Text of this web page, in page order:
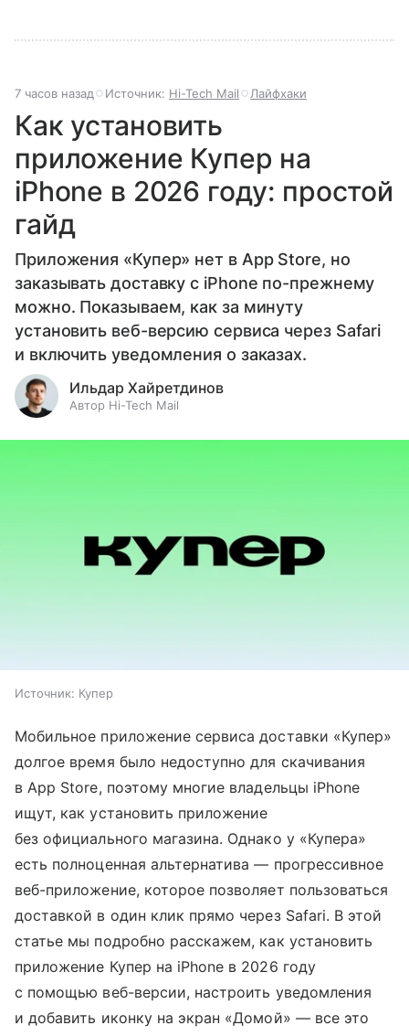
7 часов назад Источник: Hi-Tech Mail Лайфхаки
Как установить
приложение Купер на
iPhone в 2026 году: простой
гайд
Приложения «Купер» нет в App Store, но
заказывать доставку с iPhone по-прежнему
можно. Показываем, как за минуту
установить веб-версию сервиса через Safari
и включить уведомления о заказах.
Ильдар Хайретдинов
Автор Hi-Tech Mail
Источник: Купер
Мобильное приложение сервиса доставки «Купер»
долгое время было недоступно для скачивания
в App Store, поэтому многие владельцы iPhone
ищут, как установить приложение
без официального магазина. Однако у «Купера»
есть полноценная альтернатива — прогрессивное
веб-приложение, которое позволяет пользоваться
доставкой в один клик прямо через Safari. В этой
статье мы подробно расскажем, как установить
приложение Купер на iPhone в 2026 году
с помощью веб-версии, настроить уведомления
и добавить иконку на экран «Домой» — все это